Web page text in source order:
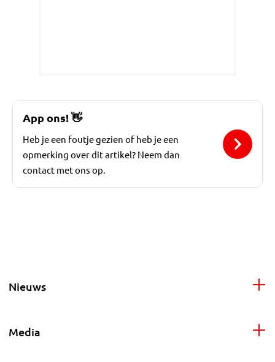
App ons!👋
Heb je een foutje gezien of heb je een
opmerking over dit artikel? Neem dan
contact met ons op.
Nieuws
Media